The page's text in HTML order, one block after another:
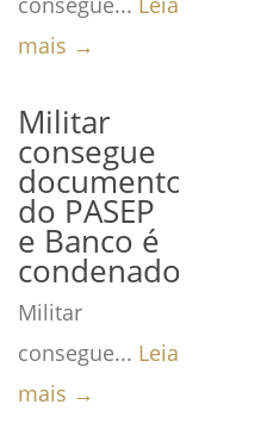
mais →
Militar
consegue
documentos
do PASEP
e Banco é
condenado!
Militar
consegue... Leia
mais →